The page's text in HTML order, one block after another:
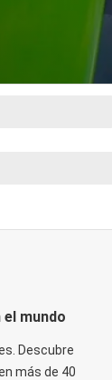
mundo
Descubre
más de 40